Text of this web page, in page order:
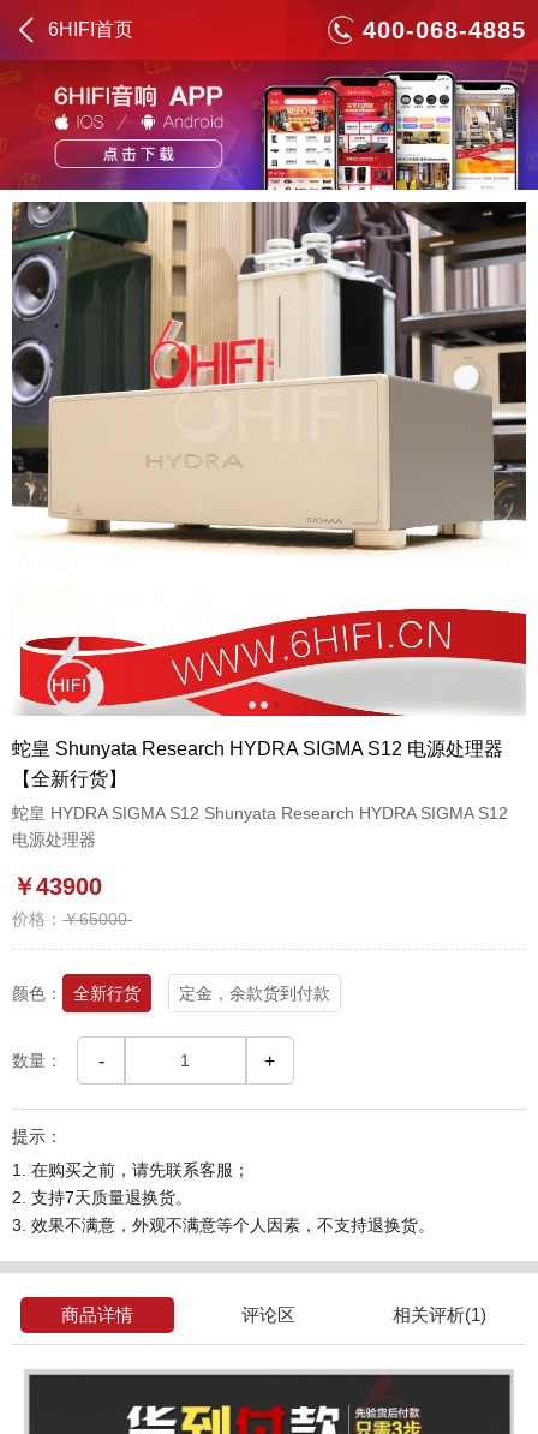
6HIFI首页 400-068-4885
12 3
蛇皇 Shunyata Research HYDRA SIGMA S12 电源处理器
【全新行货】
蛇皇 HYDRA SIGMA S12 Shunyata Research HYDRA SIGMA S12
电源处理器
￥43900
价格： ￥65000
颜色： 全新行货 定金，余款货到付款
数量： - +
提示：
1. 在购买之前，请先联系客服；
2. 支持7天质量退换货。
3. 效果不满意，外观不满意等个人因素，不支持退换货。
商品详情 评论区 相关评析(1)